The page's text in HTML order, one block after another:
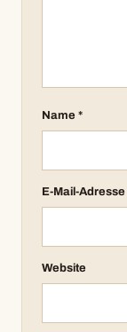
Name *
E-Mail-Adresse
Website